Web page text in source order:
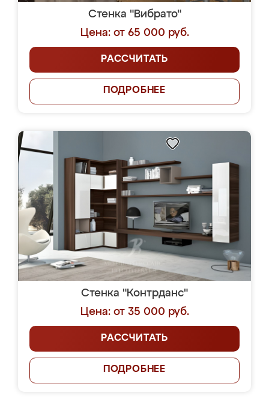
Стенка "Вибрато"
Цена: от 65 000 руб.
РАССЧИТАТЬ
ПОДРОБНЕЕ
Стенка "Контрданс"
Цена: от 35 000 руб.
РАССЧИТАТЬ
ПОДРОБНЕЕ